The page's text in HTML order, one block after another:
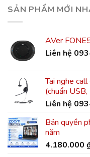
SẢN PHẨM MỚI
AVer
Liên hệ
Tai nghe
(chuẩn
Liên hệ
Bản quyền
năm
4.180.000